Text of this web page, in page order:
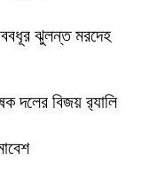
ঝুলন্ত মরদেহ
দলের বিজয় র‍্যালি